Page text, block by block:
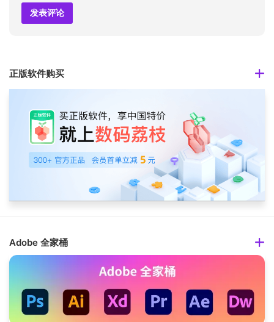
正版软件购买
Adobe 全家桶